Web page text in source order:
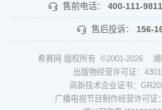
售前电话： 400-111-9811
售后投诉： 156-
希赛网 版权所有 ©2001-2026
出版物经营许可证：
高新技术企业证书：
广播电视节目制作经营许可证